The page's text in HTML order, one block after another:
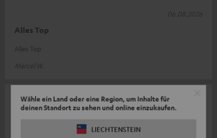
Wähle ein Land oder eine Region, um Inhalte für
deinen Standort zu sehen und online einzukaufen.
LIECHTENSTEIN
Alles Top
Alles Top
Marcel W.
06.08.2026
Bin mit den Lautsprechern sehr zufrieden. Sie haben einen
05.08.2026